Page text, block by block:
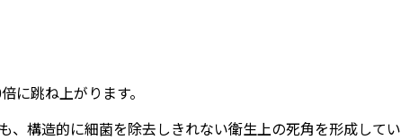
に跳ね上がります。
、構造的に細菌を除去しきれない衛生上の死角を形成して